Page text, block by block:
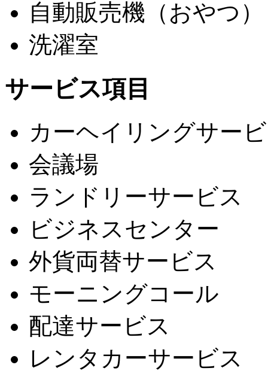
自動販売機（おやつ）
洗濯室
サービス項目
カーヘイリングサー
会議場
ランドリーサービス
ビジネスセンター
外貨両替サービス
モーニングコール
配達サービス
レンタカーサービス